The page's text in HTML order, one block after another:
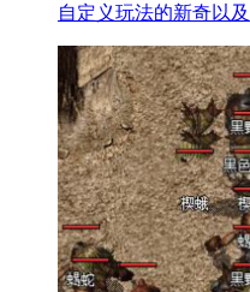
自定义玩法的新奇以